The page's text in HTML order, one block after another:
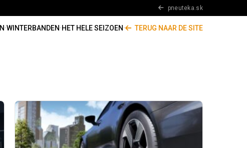
pneuteka.sk
·WINTERBANDEN·HET HELE SEIZOEN· TERUG NAAR DE SITE